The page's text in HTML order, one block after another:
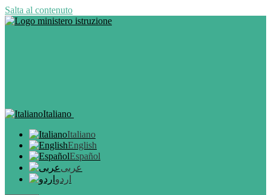
Salta al contenuto
Italiano
Italiano
English
Español
عربى
اردو